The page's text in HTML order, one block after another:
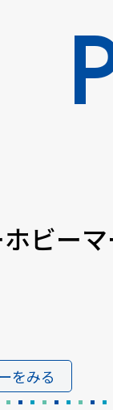
ビー
をみる